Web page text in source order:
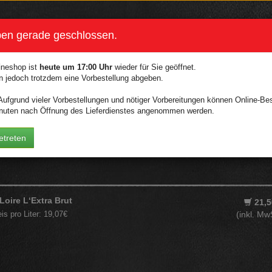
gerade geschlossen.
ist heute um 17:00 Uhr wieder für Sie geöffnet.
jedoch trotzdem eine Vorbestellung abgeben.
vieler Vorbestellungen und nötiger Vorbereitungen können Online-
nach Öffnung des Lieferdienstes angenommen werden.
CHICKEN
BURGER
GETRÄNKE
WEIN
L‘Extra Brut
pro Liter: 19,07€
(inkl.